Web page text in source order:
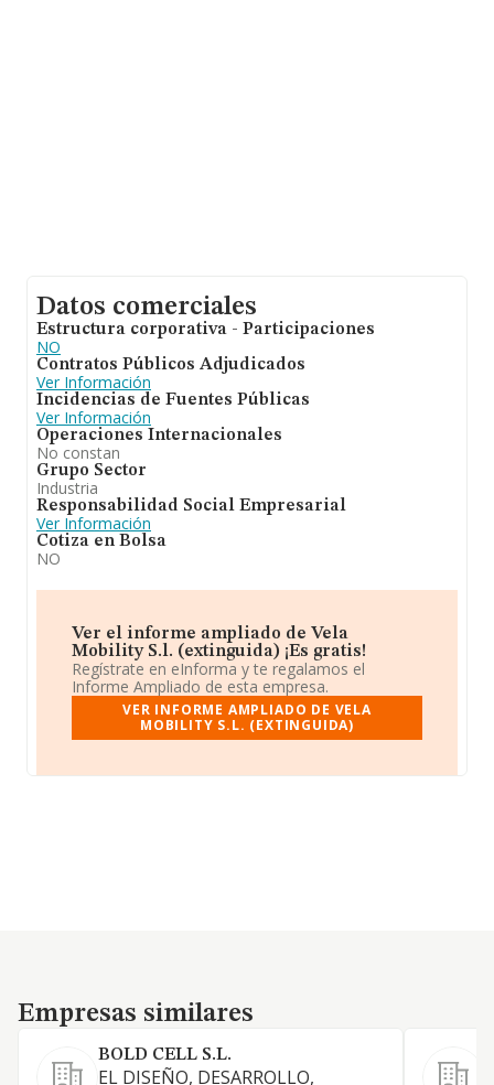
Datos comerciales
Estructura corporativa - Participaciones
NO
Contratos Públicos Adjudicados
Ver Información
Incidencias de Fuentes Públicas
Ver Información
Operaciones Internacionales
No constan
Grupo Sector
Industria
Responsabilidad Social Empresarial
Ver Información
Cotiza en Bolsa
NO
Ver el informe ampliado de Vela
Mobility S.l. (extinguida) ¡Es gratis!
Regístrate en eInforma y te regalamos el
Informe Ampliado de esta empresa.
VER INFORME AMPLIADO DE VELA
MOBILITY S.L. (EXTINGUIDA)
Empresas similares
Empresas similares
BOLD CELL S.L.
EL DISEÑO, DESARROLLO,